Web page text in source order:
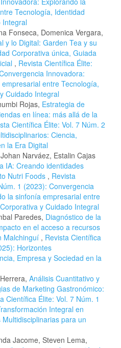
Tecnología, Identidad
Integral
Fonseca, Domenica Vergara,
y lo Digital: Garden Tea y su
Corporativa única, Guiada
, Revista Científica Élite:
Innovadora:
entre Tecnología,
Cuidado Integral
Rojas, Estrategia de
en línea: más allá de la
Científica Élite: Vol. 7 Núm. 2
Ciencia,
la Era Digital
Narváez, Estalin Cajas
IA: Creando identidades
Nutri Foods , Revista
1 (2023): Convergencia
la sinfonía empresarial entre
y Cuidado Integral
Paredes, Diagnóstico de la
en el acceso a recursos
Malchinguí , Revista Científica
Horizontes
Empresa y Sociedad en la
Análisis Cuantitativo y
de Marketing Gastronómico:
Científica Élite: Vol. 7 Núm. 1
Integral en
para un
Jacome, Steven Lema,